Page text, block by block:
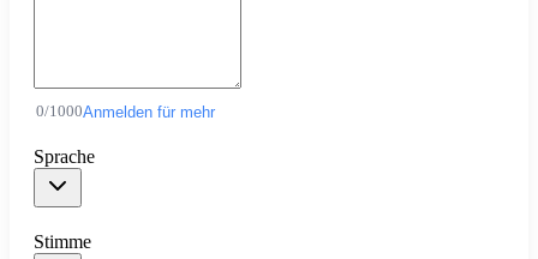
0/1000Anmelden für mehr
Sprache
Stimme